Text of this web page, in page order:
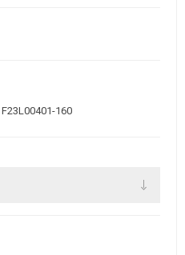
F23L00401-160